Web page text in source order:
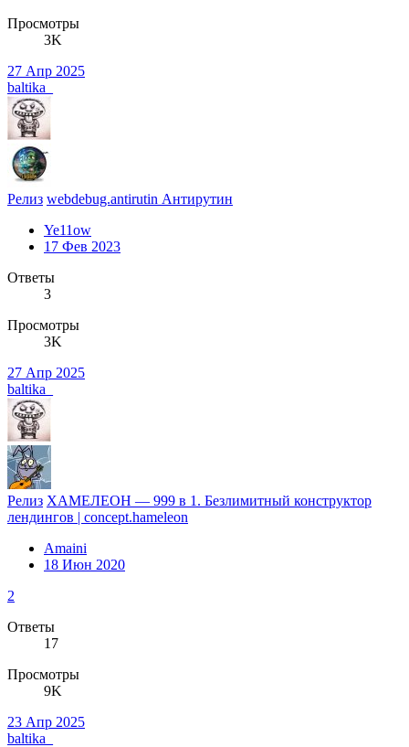
Просмотры
3K
27 Апр 2025
baltika_
Релиз webdebug.antirutin Антирутин
Ye11ow
17 Фев 2023
Ответы
3
Просмотры
3K
27 Апр 2025
baltika_
Релиз ХАМЕЛЕОН — 999 в 1. Безлимитный конструктор
лендингов | concept.hameleon
Amaini
18 Июн 2020
2
Ответы
17
Просмотры
9K
23 Апр 2025
baltika_